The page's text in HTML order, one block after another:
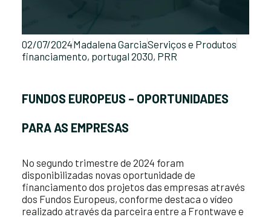
02/07/2024Madalena GarciaServiços e Produtos
financiamento, portugal 2030, PRR
FUNDOS EUROPEUS – OPORTUNIDADES
PARA AS EMPRESAS
No segundo trimestre de 2024 foram
disponibilizadas novas oportunidade de
financiamento dos projetos das empresas através
dos Fundos Europeus, conforme destaca o vídeo
realizado através da parceira entre a Frontwave e